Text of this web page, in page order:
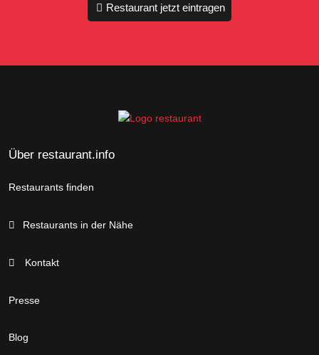
Restaurant jetzt eintragen
Über restaurant.info
Restaurants finden
Restaurants in der Nähe
Kontakt
Presse
Blog